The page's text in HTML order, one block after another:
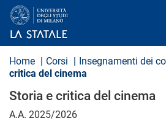
a
Home Corsi Insegnamenti dei
critica del cinema
Storia e critica del cinema
A.A. 2025/2026